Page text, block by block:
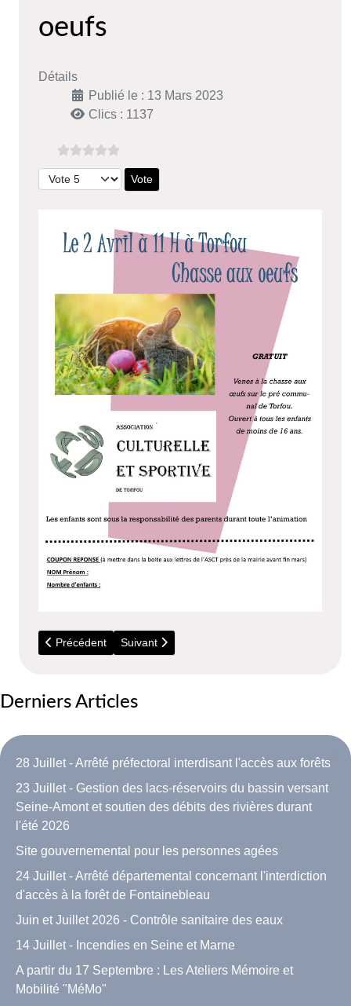
oeufs
Détails
Publié le : 13 Mars 2023
Clics : 1137
Veuillez voter
Article précédent : 1er Avril - Poisson d'Avril - Grande course
Précédent Article suivant : 26 Octobre - Beaujolais
Suivant
Derniers Articles
28 Juillet - Arrêté préfectoral interdisant l'accès aux forêts
23 Juillet - Gestion des lacs-réservoirs du bassin versant
Seine-Amont et soutien des débits des rivières durant
l'été 2026
Site gouvernemental pour les personnes agées
24 Juillet - Arrêté départemental concernant l'interdiction
d'accès à la forêt de Fontainebleau
Juin et Juillet 2026 - Contrôle sanitaire des eaux
14 Juillet - Incendies en Seine et Marne
A partir du 17 Septembre : Les Ateliers Mémoire et
Mobilité "MéMo"